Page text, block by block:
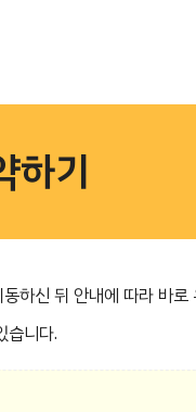
하기
하신 뒤 안내에 따라 바
습니다.